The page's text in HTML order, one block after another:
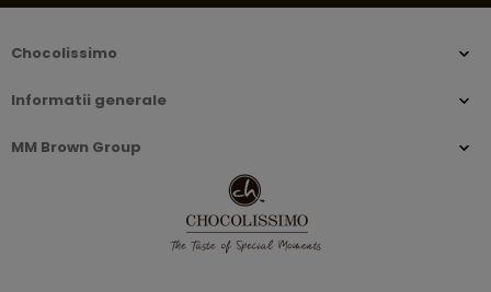
Chocolissimo
Informatii generale
MM Brown Group